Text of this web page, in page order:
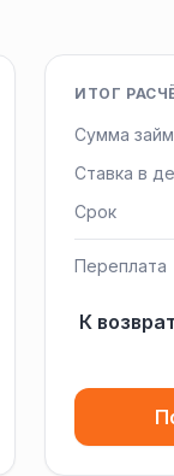
ИТОГ
Сумма
Ставка в
Срок
Переплата
К